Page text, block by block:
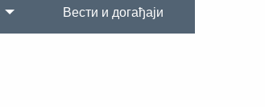
Вести и догађаји